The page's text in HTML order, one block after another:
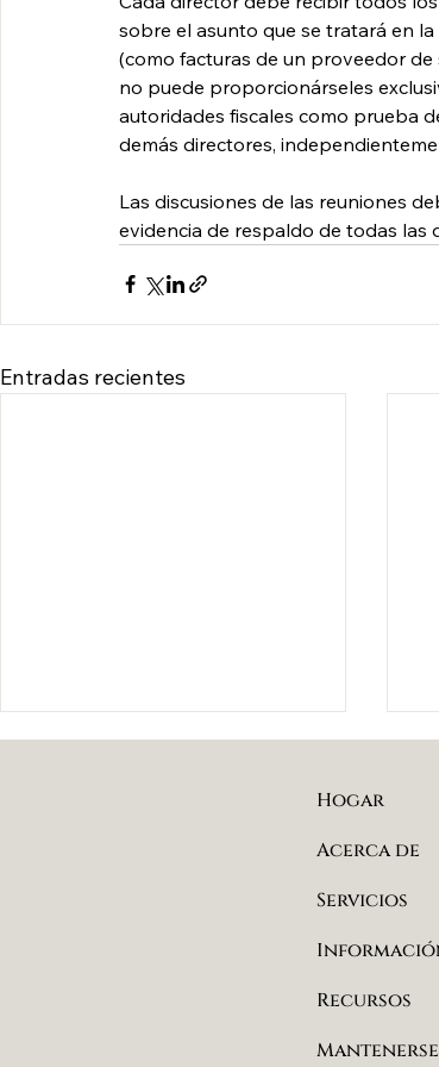
sobre el asunto que se tratará en
(como facturas de un proveedor de
no puede proporcionárseles
autoridades fiscales como prueba
demás directores,
Las discusiones de las reuniones
evidencia de respaldo de todas las
Entradas recientes
Hogar
Acerca de
Servicios
Recursos